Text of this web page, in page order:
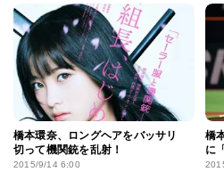
橋本環奈、ロングヘアをバッサリ
切って機関銃を乱射！
2015/9/14 6:00
橋
に